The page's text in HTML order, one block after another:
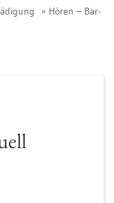
Hören – Bar­